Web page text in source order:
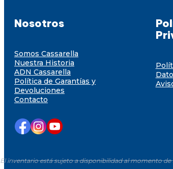
El inventario está sujeto a disponibilidad al momento
Nosotros
Somos Cassarella
Nuestra Historia
ADN Cassarella
Política de Garantías y
Devoluciones
Contacto